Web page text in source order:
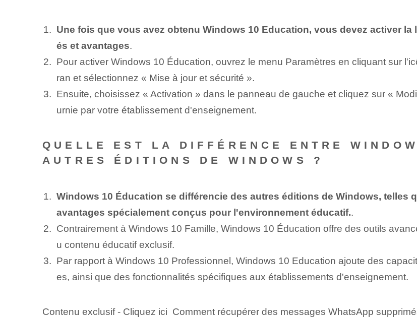
Une fois que vous avez obtenu Windows 10 Education, vous devez activer
és et avantages.
Pour activer Windows 10 Éducation, ouvrez le menu Paramètres en cliquant sur
ran et sélectionnez « Mise à jour et sécurité ».
Ensuite, choisissez « Activation » dans le panneau de gauche et cliquez sur «
urnie par votre établissement d'enseignement.
QUELLE EST LA DIFFÉRENCE ENTRE
AUTRES ÉDITIONS DE WINDOWS ?
Windows 10 Éducation se différencie des autres éditions de Windows, telles
avantages spécialement conçus pour l'environnement éducatif..
Contrairement à Windows 10 Famille, Windows 10 Éducation offre des outils
u contenu éducatif exclusif.
Par rapport à Windows 10 Professionnel, Windows 10 Education ajoute des
es, ainsi que des fonctionnalités spécifiques aux établissements d'enseignement.
Contenu exclusif - Cliquez ici Comment récupérer des messages WhatsApp